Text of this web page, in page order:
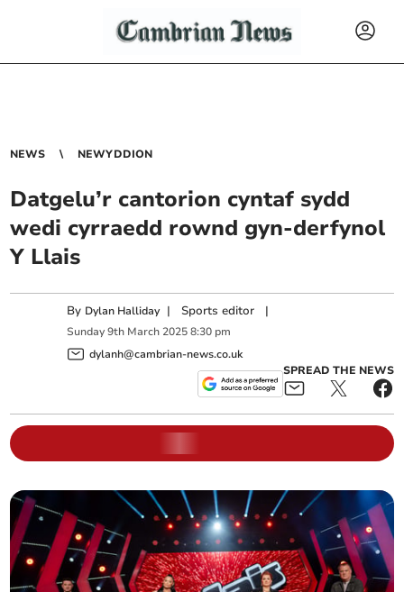
NEWS NEWYDDION
Datgelu’r cantorion cyntaf sydd
wedi cyrraedd rownd gyn-derfynol
Y Llais
By Dylan Halliday | Sports editor |
Sunday 9th March 2025 8:30 pm
dylanh@cambrian-news.co.uk
SPREAD THE NEWS